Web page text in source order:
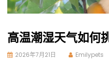
高温潮湿天气如何
2026年7月21日 Emilypets